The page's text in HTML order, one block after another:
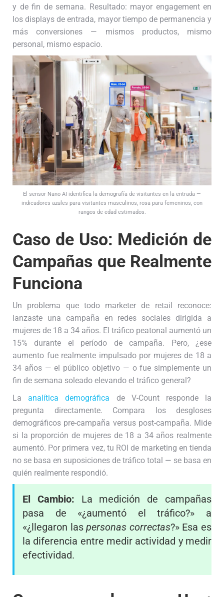
y de fin de semana. Resultado: mayor engagement en
los displays de entrada, mayor tiempo de permanencia y
más conversiones — mismos productos, mismo
personal, mismo espacio.
El sensor Nano AI identifica la demografía de visitantes en la entrada —
indicadores azules para visitantes masculinos, rosa para femeninos, con
rangos de edad estimados.
Caso de Uso: Medición de
Campañas que Realmente
Funciona
Un problema que todo marketer de retail reconoce:
lanzaste una campaña en redes sociales dirigida a
mujeres de 18 a 34 años. El tráfico peatonal aumentó un
15% durante el período de campaña. Pero, ¿ese
aumento fue realmente impulsado por mujeres de 18 a
34 años — el público objetivo — o fue simplemente un
fin de semana soleado elevando el tráfico general?
Laanalítica demográfica de V-Count responde la
pregunta directamente. Compara los desgloses
demográficos pre-campaña versus post-campaña. Mide
si la proporción de mujeres de 18 a 34 años realmente
aumentó. Por primera vez, tu ROI de marketing en tienda
no se basa en suposiciones de tráfico total — se basa en
quién realmente respondió.
El Cambio: La medición de campañas
pasa de «¿aumentó el tráfico?» a
«¿llegaron laspersonas correctas?» Esa es
la diferencia entre medir actividad y medir
efectividad.